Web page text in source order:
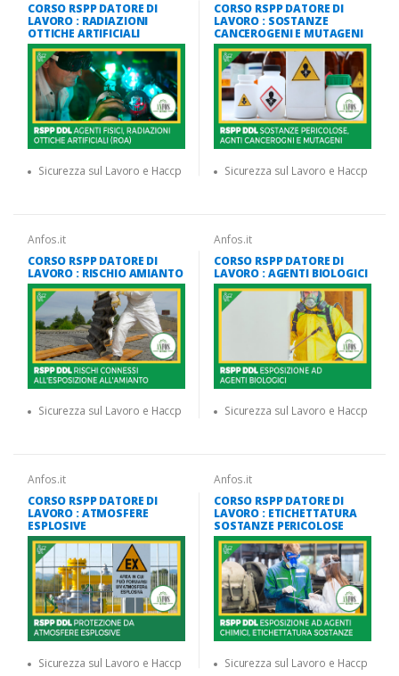
CORSO RSPP DATORE DI
LAVORO : RADIAZIONI
OTTICHE ARTIFICIALI
Sicurezza sul Lavoro e Haccp
CORSO RSPP DATORE DI
LAVORO : SOSTANZE
CANCEROGENI E MUTAGENI
Sicurezza sul Lavoro e Haccp
Anfos.it
CORSO RSPP DATORE DI
LAVORO : RISCHIO AMIANTO
Sicurezza sul Lavoro e Haccp
Anfos.it
CORSO RSPP DATORE DI
LAVORO : AGENTI BIOLOGICI
Sicurezza sul Lavoro e Haccp
Anfos.it
CORSO RSPP DATORE DI
LAVORO : ATMOSFERE
ESPLOSIVE
Sicurezza sul Lavoro e Haccp
Anfos.it
CORSO RSPP DATORE DI
LAVORO : ETICHETTATURA
SOSTANZE PERICOLOSE
Sicurezza sul Lavoro e Haccp